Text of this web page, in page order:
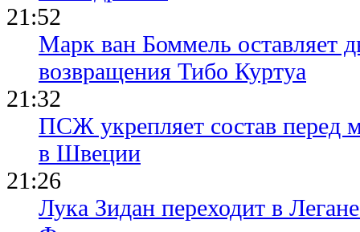
21:52
Марк ван Боммель оставляет
возвращения Тибо Куртуа
21:32
ПСЖ укрепляет состав перед
в Швеции
21:26
Лука Зидан переходит в